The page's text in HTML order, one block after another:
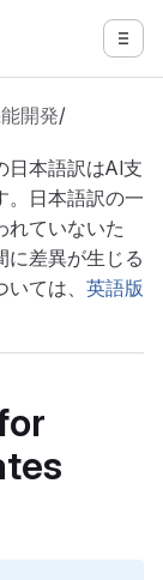
メニ
開発/
日本語訳はAI支
。日本語訳の一
れていないた
に差異が生じる
ては、 英語版